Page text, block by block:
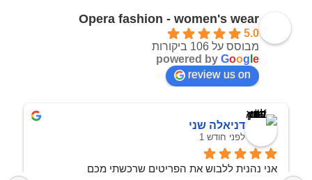
Opera fashion - women's wear
5.0
מבוסס על 106 ביקורות
powered by Goog e
review us on
דניאלה שני
לפני חודש 1
אני נהנית ללבוש את הפריטים שרכשתי מכם